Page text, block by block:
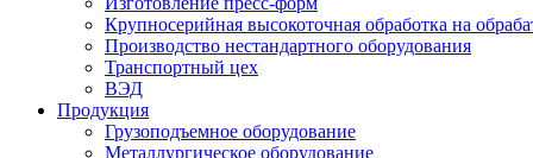
Крупносерийная высокоточная обработка на
Производство нестандартного оборудования
Транспортный цех
ВЭД
Продукция
Грузоподъемное оборудование
Металлургическое оборудование